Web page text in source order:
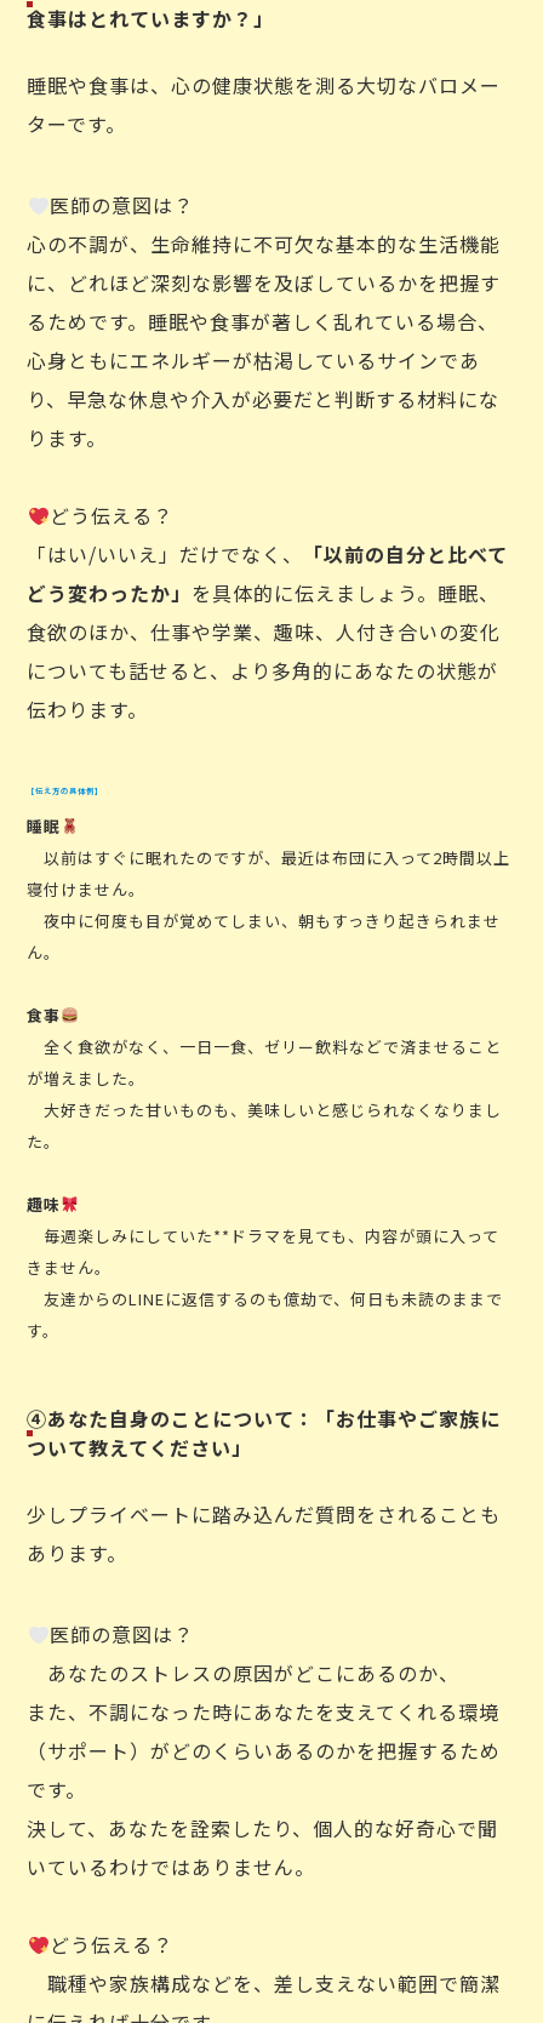
食事はとれていますか？」
睡眠や食事は、心の健康状態を測る大切なバロメー
ターです。
医師の意図は？
心の不調が、生命維持に不可欠な基本的な生活機能
に、どれほど深刻な影響を及ぼしているかを把握す
るためです。睡眠や食事が著しく乱れている場合、
心身ともにエネルギーが枯渇しているサインであ
り、早急な休息や介入が必要だと判断する材料にな
ります。
どう伝える？
「はい/いいえ」だけでなく、
「以前の自分と比べて
どう変わったか」 を具体的に伝えましょう。睡眠、
食欲のほか、仕事や学業、趣味、人付き合いの変化
についても話せると、より多角的にあなたの状態が
伝わります。
【伝え方の具体例】
睡眠
以前はすぐに眠れたのですが、最近は布団に入って2時間以上
寝付けません。
夜中に何度も目が覚めてしまい、朝もすっきり起きられませ
ん。
食事
全く食欲がなく、一日一食、ゼリー飲料などで済ませること
が増えました。
大好きだった甘いものも、美味しいと感じられなくなりまし
た。
趣味
毎週楽しみにしていた**ドラマを見ても、内容が頭に入って
きません。
友達からのLINEに返信するのも億劫で、何日も未読のままで
す。
④あなた自身のことについて：「お仕事やご家族に
ついて教えてください」
少しプライベートに踏み込んだ質問をされることも
あります。
医師の意図は？
あなたのストレスの原因がどこにあるのか、
また、不調になった時にあなたを支えてくれる環境
（サポート）がどのくらいあるのかを把握するため
です。
決して、あなたを詮索したり、個人的な好奇心で聞
いているわけではありません。
どう伝える？
職種や家族構成などを、差し支えない範囲で簡潔